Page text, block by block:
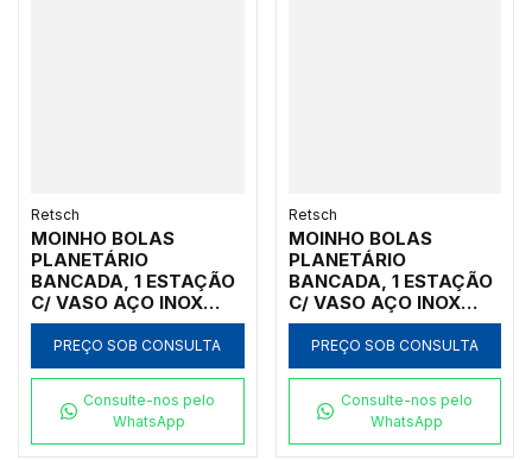
Retsch
MOINHO BOLAS
PLANETÁRIO
BANCADA, 1 ESTAÇÃO
C/ VASO AÇO INOX
500ML, INICIAL
<100MM, FINAL <1UM
PREÇO SOB CONSULTA
Consulte-nos pelo
WhatsApp
Retsch
MOINHO BOLAS
PLANETÁRIO
BANCADA, 1 ESTAÇÃO
C/ VASO AÇO INOX
50ML, INICIAL
<100MM, FINAL <1UM
PREÇO SOB CONSULTA
Consulte-nos pelo
WhatsApp